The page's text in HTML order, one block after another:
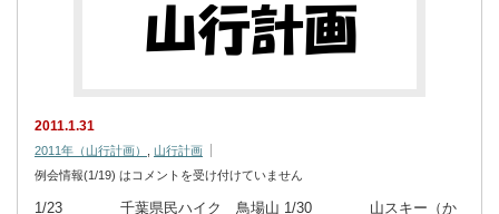
2011.1.31
2011年（山行計画） , 山行計画
例会情報(1/19) はコメントを受け付けていません
1/23 千葉県民ハイク 鳥場山 1/30 山スキー（か